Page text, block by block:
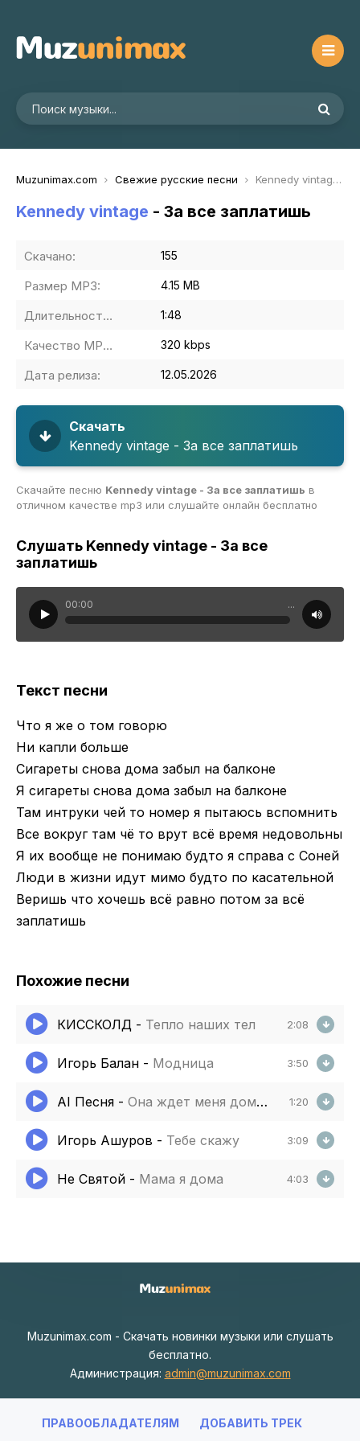
Muzunimax.com Свежие русские песни Kennedy vintage - За все заплатишь
Kennedy vintage - За все заплатишь
Скачано: 155
Размер MP3: 4.15 MB
Длительность MP3: 1:48
Качество MP3: 320 kbps
Дата релиза: 12.05.2026
Скачать
Kennedy vintage - За все заплатишь
Скачайте песню Kennedy vintage - За все заплатишь в
отличном качестве mp3 или слушайте онлайн бесплатно
Слушать Kennedy vintage - За все
заплатишь
00:00 ...
Текст песни
Что я же о том говорю
Ни капли больше
Сигареты снова дома забыл на балконе
Я сигареты снова дома забыл на балконе
Там интруки чей то номер я пытаюсь вспомнить
Все вокруг там чё то врут всё время недовольны
Я их вообще не понимаю будто я справа с Соней
Люди в жизни идут мимо будто по касательной
Веришь что хочешь всё равно потом за всё
заплатишь
Похожие песни
КИССКОЛД - Тепло наших тел 2:08
Игорь Балан - Модница 3:50
AI Песня - Она ждет меня дома но я снова не там 1:20
Игорь Ашуров - Тебе скажу 3:09
Не Святой - Мама я дома 4:03
Muzunimax.com - Скачать новинки музыки или слушать
бесплатно.
Администрация: admin@muzunimax.com
ПРАВООБЛАДАТЕЛЯМ ДОБАВИТЬ ТРЕК